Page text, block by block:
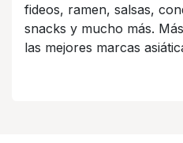
fideos, ramen, salsas,
snacks y mucho más.
las mejores marcas